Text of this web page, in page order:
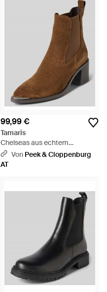
99,99 €
Tamaris
Chelseas aus echtem
Rindsleder - Braun
Von Peek & Cloppenburg
AT